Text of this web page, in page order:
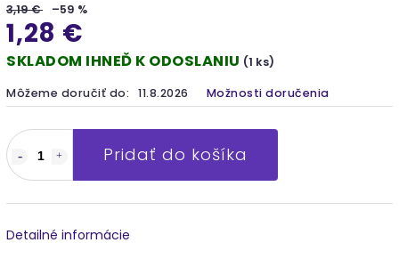
3,19 € –59 %
1,28 €
SKLADOM IHNEĎ K ODOSLANIU (1 ks)
Môžeme doručiť do: 11.8.2026 Možnosti doručenia
Pridať do košíka
Detailné informácie